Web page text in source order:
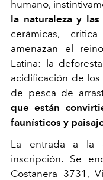
humano,
la naturaleza y las
cerámicas,
amenazan el
Latina: la
acidificación de
de pesca de
que están
faunísticos y
La entrada a la
inscripción. Se
Costanera 3731,